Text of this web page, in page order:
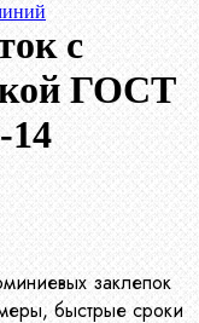
с
ГОСТ
14
заклепок
быстрые сроки